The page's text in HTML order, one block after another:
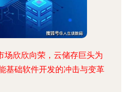
场欣欣向荣，云储存巨头为
基础软件开发的冲击与变革